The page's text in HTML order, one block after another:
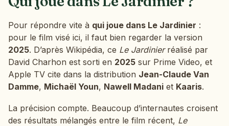
Pour répondre vite à qui joue dans Le Jardinier :
pour le film visé ici, il faut bien regarder la version
2025. D’après Wikipédia, ce Le Jardinierréalisé par
David Charhon est sorti en 2025 sur Prime Video, et
Apple TV cite dans la distribution Jean-Claude Van
Damme, Michaël Youn, Nawell Madani et Kaaris.
La précision compte. Beaucoup d’internautes croisent
des résultats mélangés entre le film récent, Le